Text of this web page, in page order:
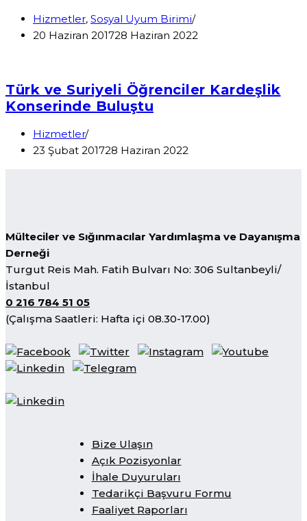
Hizmetler, Sosyal Uyum Birimi
20 Haziran 201728 Haziran 2022
Türk ve Suriyeli Öğrenciler Kardeşlik
Konserinde Buluştu
Hizmetler
23 Şubat 201728 Haziran 2022
Mülteciler ve Sığınmacılar Yardımlaşma ve Dayanışma
Derneği
Turgut Reis Mah. Fatih Bulvarı No: 306 Sultanbeyli/
İstanbul
0 216 784 51 05
(Çalışma Saatleri: Hafta içi 08.30-17.00)
Bize Ulaşın
Açık Pozisyonlar
İhale Duyuruları
Tedarikçi Başvuru Formu
Faaliyet Raporları